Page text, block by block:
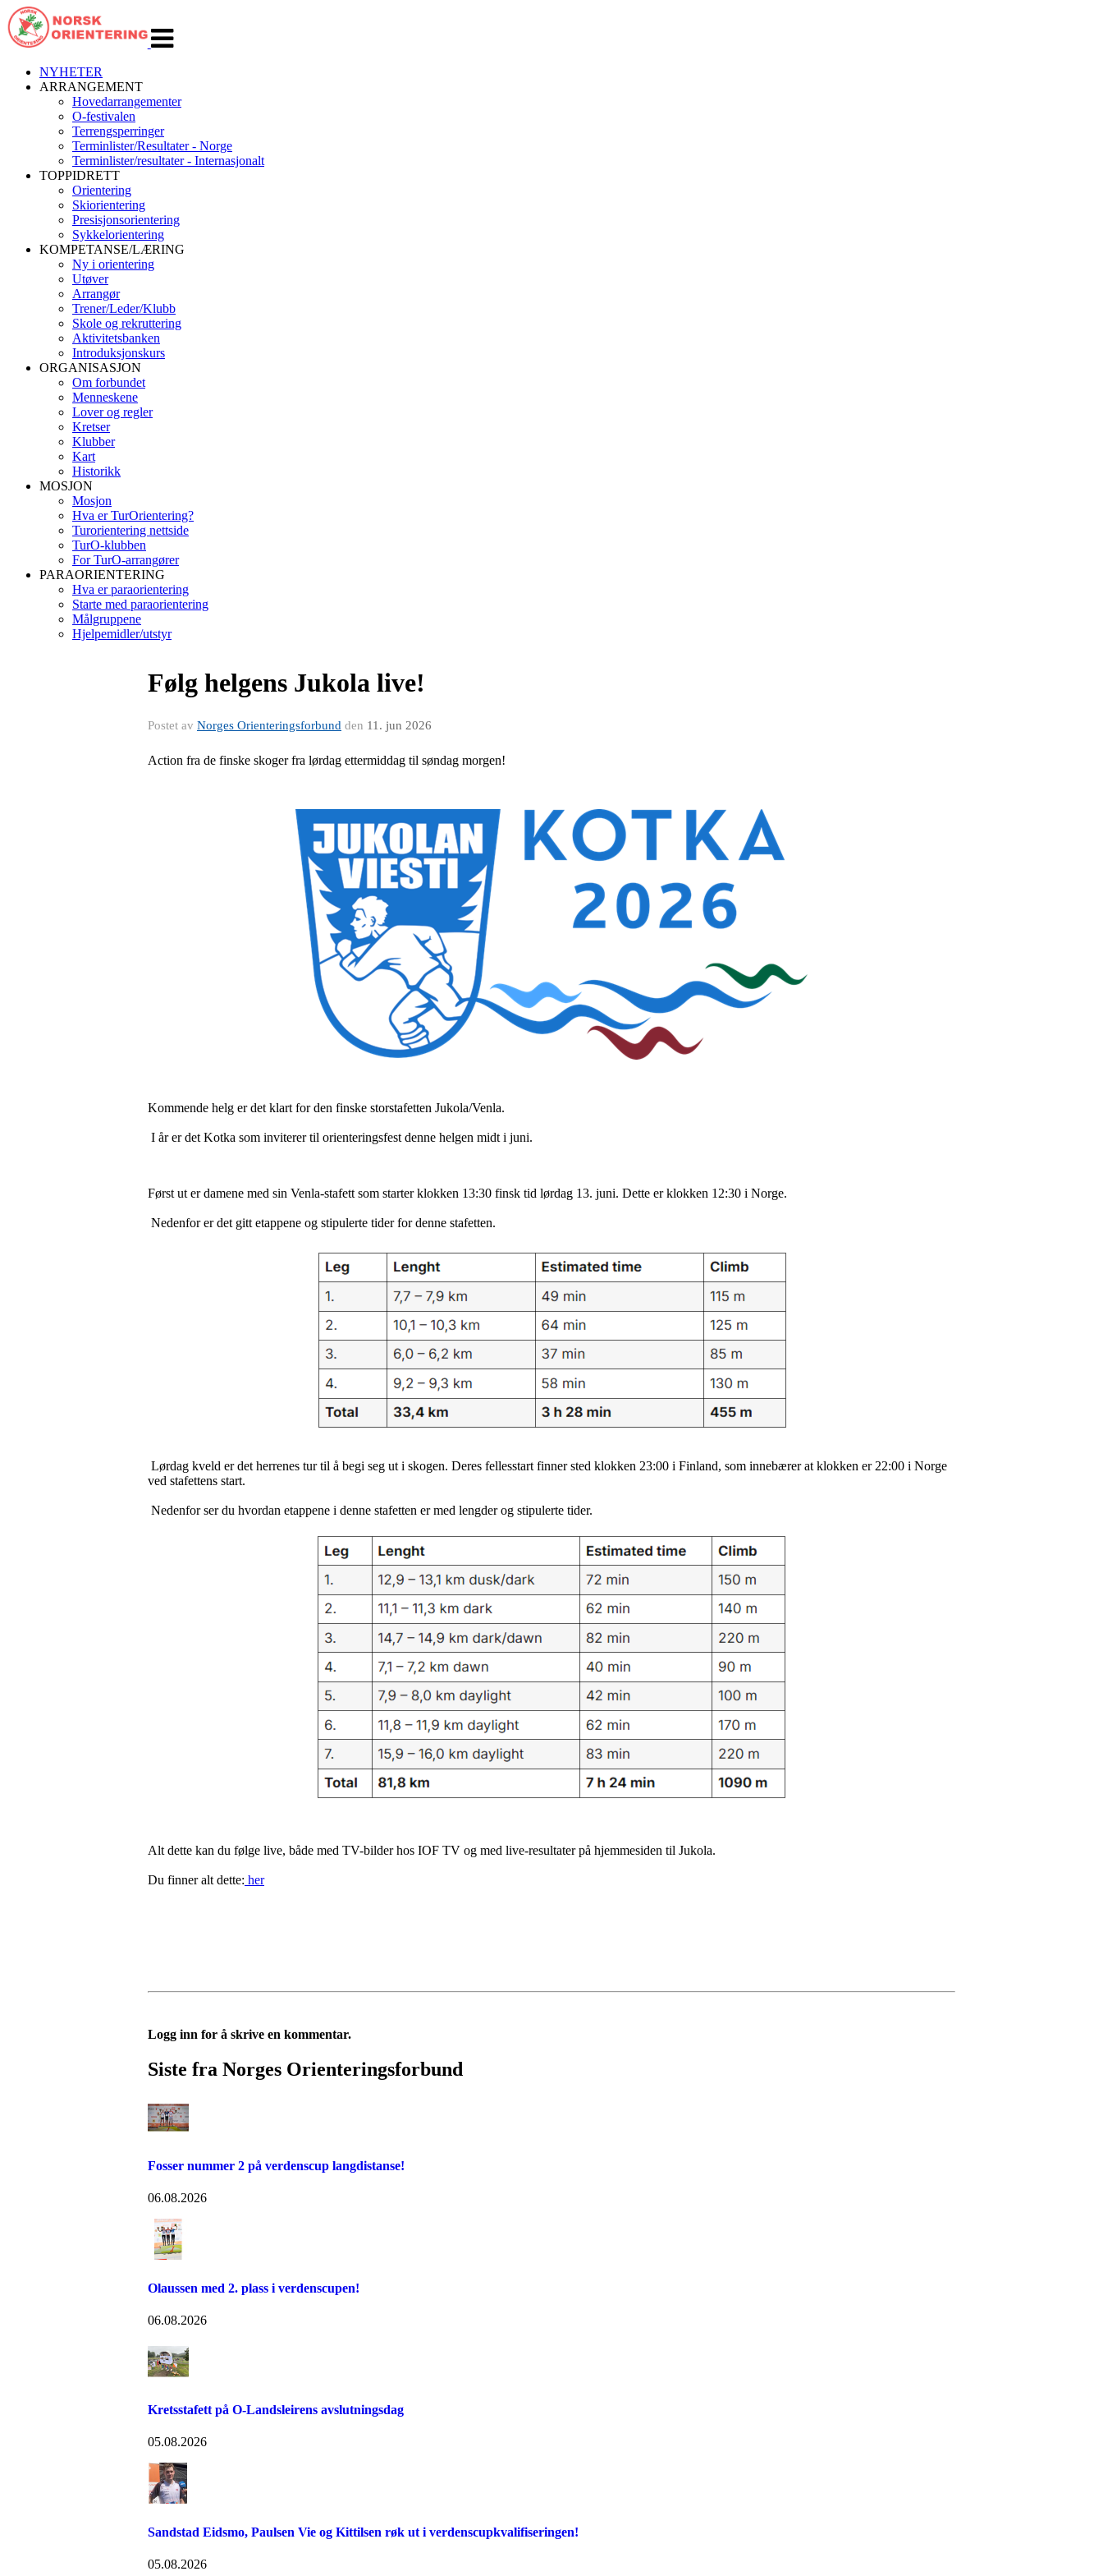
navigasjon
NYHETER
ARRANGEMENT
Hovedarrangementer
O-festivalen
Terrengsperringer
Terminlister/Resultater - Norge
Terminlister/resultater - Internasjonalt
TOPPIDRETT
Orientering
Skiorientering
Presisjonsorientering
Sykkelorientering
KOMPETANSE/LÆRING
Ny i orientering
Utøver
Arrangør
Trener/Leder/Klubb
Skole og rekruttering
Aktivitetsbanken
Introduksjonskurs
ORGANISASJON
Om forbundet
Menneskene
Lover og regler
Kretser
Klubber
Kart
Historikk
MOSJON
Mosjon
Hva er TurOrientering?
Turorientering nettside
TurO-klubben
For TurO-arrangører
PARAORIENTERING
Hva er paraorientering
Starte med paraorientering
Målgruppene
Hjelpemidler/utstyr
Følg helgens Jukola live!
Postet av Norges Orienteringsforbund den 11. jun 2026
Action fra de finske skoger fra lørdag ettermiddag til søndag morgen!
Kommende helg er det klart for den finske storstafetten Jukola/Venla.
I år er det Kotka som inviterer til orienteringsfest denne helgen midt i juni.
Først ut er damene med sin Venla-stafett som starter klokken 13:30 finsk tid lørdag 13. juni. Dette er klokken 12:30 i Norge.
Nedenfor er det gitt etappene og stipulerte tider for denne stafetten.
Lørdag kveld er det herrenes tur til å begi seg ut i skogen. Deres fellesstart finner sted klokken 23:00 i Finland, som innebærer at klokken er 22:00 i Norge
ved stafettens start.
Nedenfor ser du hvordan etappene i denne stafetten er med lengder og stipulerte tider.
Alt dette kan du følge live, både med TV-bilder hos IOF TV og med live-resultater på hjemmesiden til Jukola.
Du finner alt dette: her
Logg inn for å skrive en kommentar.
Siste fra Norges Orienteringsforbund
Fosser nummer 2 på verdenscup langdistanse!
06.08.2026
Olaussen med 2. plass i verdenscupen!
06.08.2026
Kretsstafett på O-Landsleirens avslutningsdag
05.08.2026
Sandstad Eidsmo, Paulsen Vie og Kittilsen røk ut i verdenscupkvalifiseringen!
05.08.2026